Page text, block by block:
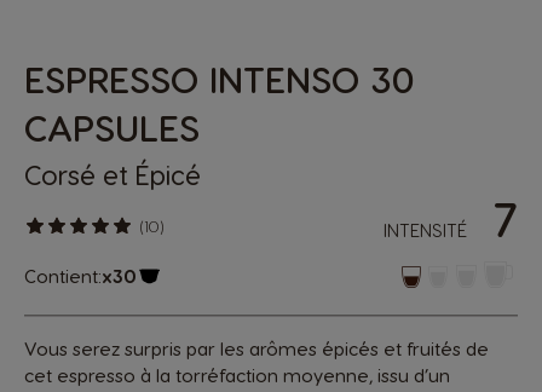
ESPRESSO INTENSO 30
CAPSULES
Corsé et Épicé
INTENSITÉ 7
(10)
Contient:x30
Vous serez surpris par les arômes épicés et fruités de
cet espresso à la torréfaction moyenne, issu d’un